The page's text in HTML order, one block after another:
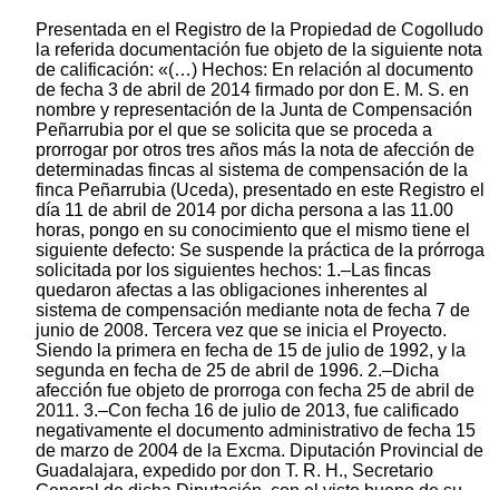
Presentada en el Registro de la Propiedad de Cogolludo
la referida documentación fue objeto de la siguiente nota
de calificación: «(…) Hechos: En relación al documento
de fecha 3 de abril de 2014 firmado por don E. M. S. en
nombre y representación de la Junta de Compensación
Peñarrubia por el que se solicita que se proceda a
prorrogar por otros tres años más la nota de afección de
determinadas fincas al sistema de compensación de la
finca Peñarrubia (Uceda), presentado en este Registro el
día 11 de abril de 2014 por dicha persona a las 11.00
horas, pongo en su conocimiento que el mismo tiene el
siguiente defecto: Se suspende la práctica de la prórroga
solicitada por los siguientes hechos: 1.–Las fincas
quedaron afectas a las obligaciones inherentes al
sistema de compensación mediante nota de fecha 7 de
junio de 2008. Tercera vez que se inicia el Proyecto.
Siendo la primera en fecha de 15 de julio de 1992, y la
segunda en fecha de 25 de abril de 1996. 2.–Dicha
afección fue objeto de prorroga con fecha 25 de abril de
2011. 3.–Con fecha 16 de julio de 2013, fue calificado
negativamente el documento administrativo de fecha 15
de marzo de 2004 de la Excma. Diputación Provincial de
Guadalajara, expedido por don T. R. H., Secretario